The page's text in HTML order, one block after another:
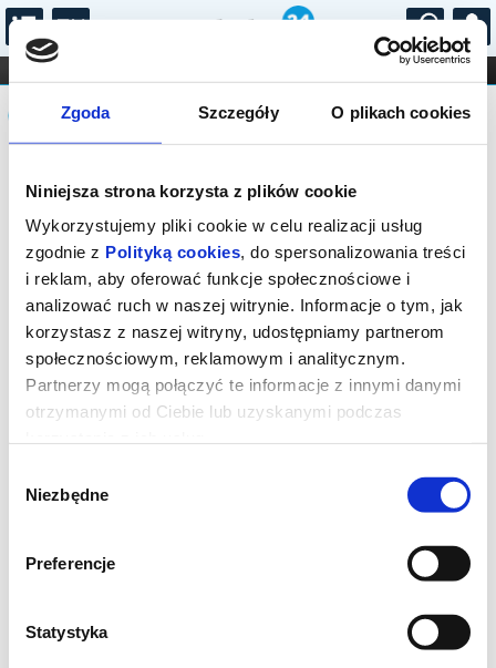
Zgoda Szczegóły O plikach cookies
Niniejsza strona korzysta z plików cookie
Wykorzystujemy pliki cookie w celu realizacji usług
zgodnie z Polityką cookies, do spersonalizowania treści
i reklam, aby oferować funkcje społecznościowe i
analizować ruch w naszej witrynie. Informacje o tym, jak
korzystasz z naszej witryny, udostępniamy partnerom
społecznościowym, reklamowym i analitycznym.
Partnerzy mogą połączyć te informacje z innymi danymi
otrzymanymi od Ciebie lub uzyskanymi podczas
zgody
Niezbędne
Preferencje
Statystyka
...
FILHARMONIA OPERA I BALET
STAND-UP
DLA DZIECI
Komunikat
Sprzedaż biletów on-line na wydarzenie
została zakończona.